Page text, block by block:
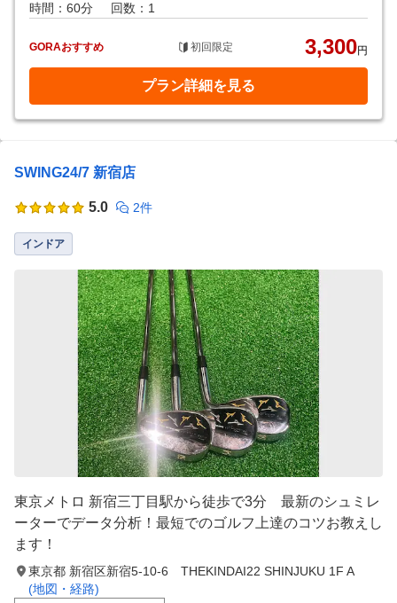
時間：60分
回数：1
GORAおすすめ 初回限定 3,300円
プラン詳細を見る
SWING24/7 新宿店
5.0 2件
インドア
東京メトロ 新宿三丁目駅から徒歩で3分 最新のシュミレ
ーターでデータ分析！最短でのゴルフ上達のコツお教えし
ます！
東京都 新宿区新宿5-10-6 THEKINDAI22 SHINJUKU 1F A
(地図・経路)